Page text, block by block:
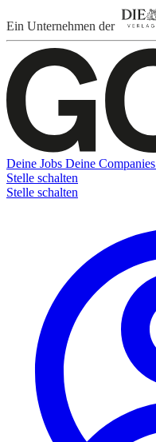
Ein Unternehmen der
Deine Jobs Deine Companies
Stelle schalten
Stelle schalten